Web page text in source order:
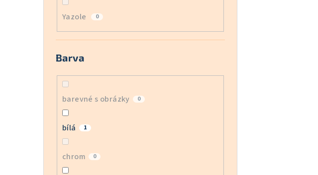
Yazole 0
Barva
barevné s obrázky 0
bílá 1
chrom 0